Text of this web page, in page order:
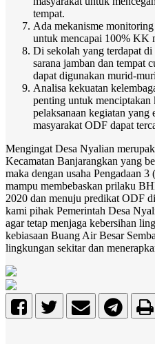
tempat.
Ada mekanisme
untuk mencapai 100% KK
Di sekolah yang terdapat di
sarana jamban dan tempat
dapat digunakan murid-
Analisa kekuatan
penting untuk menciptakan
pelaksanaan kegiatan
masyarakat ODF dapat
Mengingat Desa Nyalian
Kecamatan Banjarangkan yang
maka dengan usaha Pengadaan
mampu membebaskan prilaku
2020 dan menuju predikat ODF
kami pihak Pemerintah Desa
agar tetap menjaga kebersihan
kebiasaan Buang Air Besar
lingkungan sekitar dan